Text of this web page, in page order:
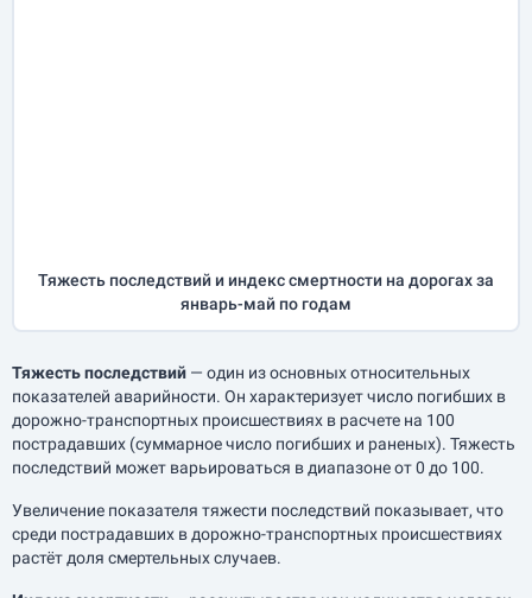
Тяжесть последствий и индекс смертности на дорогах за
январь-майпо годам
Тяжесть последствий — один из основных относительных
показателей аварийности. Он характеризует число погибших в
дорожно-транспортных происшествиях в расчете на 100
пострадавших (суммарное число погибших и раненых). Тяжесть
последствий может варьироваться в диапазоне от 0 до 100.
Увеличение показателя тяжести последствий показывает, что
среди пострадавших в дорожно-транспортных происшествиях
растёт доля смертельных случаев.